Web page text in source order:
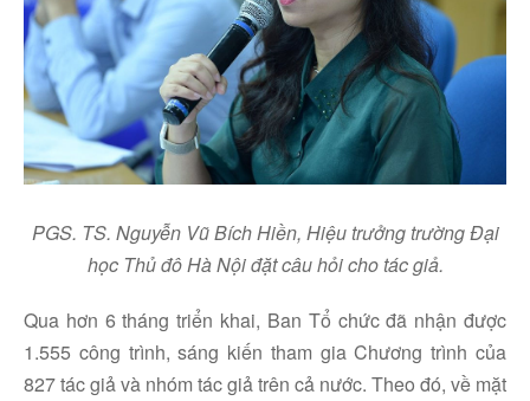
PGS. TS. Nguyễn Vũ Bích Hiền, Hiệu trưởng trường Đại
học Thủ đô Hà Nội đặt câu hỏi cho tác giả.
Qua hơn 6 tháng triển khai, Ban Tổ chức đã nhận được
1.555 công trình, sáng kiến tham gia Chương trình của
827 tác giả và nhóm tác giả trên cả nước. Theo đó, về mặt